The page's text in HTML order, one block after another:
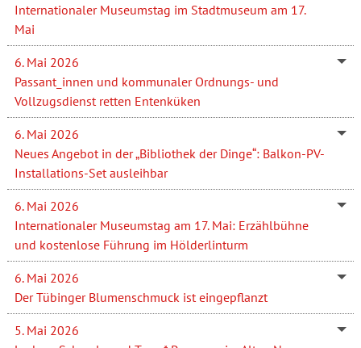
Internationaler Museumstag im Stadtmuseum am 17.
Mai
6. Mai 2026
Passant_innen und kommunaler Ordnungs- und
Vollzugsdienst retten Entenküken
6. Mai 2026
Neues Angebot in der „Bibliothek der Dinge“: Balkon-PV-
Installations-Set ausleihbar
6. Mai 2026
Internationaler Museumstag am 17. Mai: Erzählbühne
und kostenlose Führung im Hölderlinturm
6. Mai 2026
Der Tübinger Blumenschmuck ist eingepflanzt
5. Mai 2026